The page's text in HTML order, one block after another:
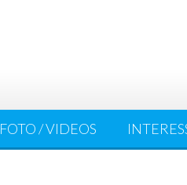
FOTO / VIDEOS